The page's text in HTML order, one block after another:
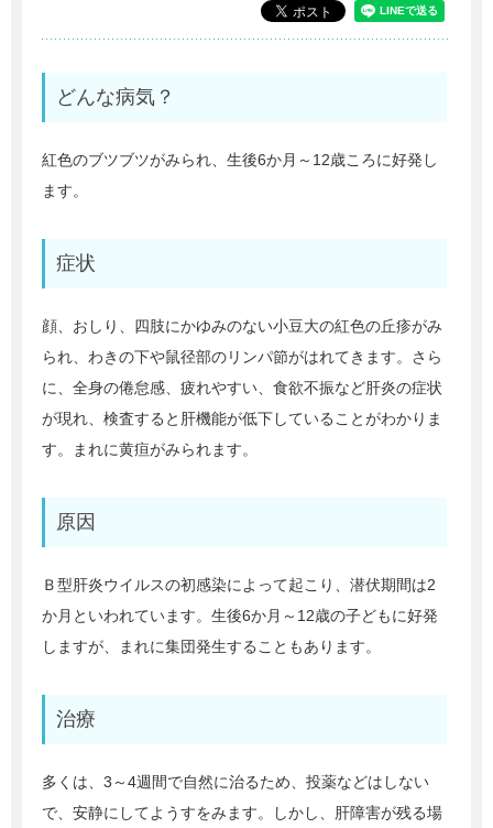
どんな病気？
紅色のブツブツがみられ、生後6か月～12歳ころに好発し
ます。
症状
顔、おしり、四肢にかゆみのない小豆大の紅色の丘疹がみ
られ、わきの下や鼠径部のリンパ節がはれてきます。さら
に、全身の倦怠感、疲れやすい、食欲不振など肝炎の症状
が現れ、検査すると肝機能が低下していることがわかりま
す。まれに黄疸がみられます。
原因
Ｂ型肝炎ウイルスの初感染によって起こり、潜伏期間は2
か月といわれています。生後6か月～12歳の子どもに好発
しますが、まれに集団発生することもあります。
治療
多くは、3～4週間で自然に治るため、投薬などはしない
で、安静にしてようすをみます。しかし、肝障害が残る場